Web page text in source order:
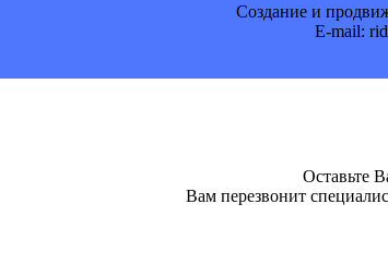
Создание и
E-mail:
Оставьте
Вам перезвонит